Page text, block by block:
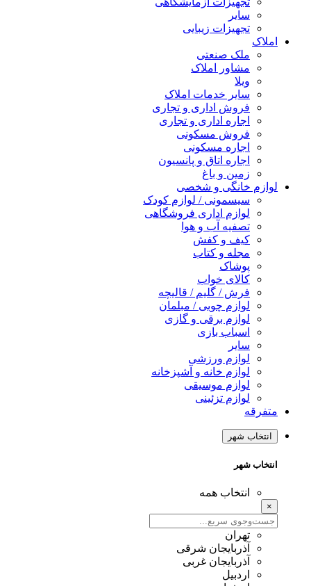
سایر
تجهیزات زیبایی
املاک
ملک صنعتی
مشاور املاک
ویلا
سایر خدمات املاک
فروش اداری و تجاری
اجاره اداری و تجاری
فروش مسکونی
اجاره مسکونی
اجاره اتاق و پانسیون
زمین و باغ
لوازم خانگی و شخصی
سیسمونی / لوازم کودک
لوازم اداری فروشگاهی
تصفیه آب و هوا
کیف و کفش
مجله و کتاب
پوشاک
کالای خواب
فرش / گلیم / قالیچه
لوازم چوبی / مبلمان
لوازم برقی و گازی
اسباب بازی
سایر
لوازم ورزشی
لوازم خانه و آشپزخانه
لوازم موسیقی
لوازم تزئینی
متفرقه
انتخاب شهر
انتخاب شهر
انتخاب همه
×
تهران
آذربایجان شرقی
آذربایجان غربی
اردبیل